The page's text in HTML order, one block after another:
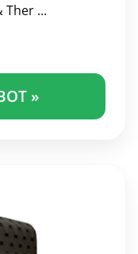
Ther ...
»